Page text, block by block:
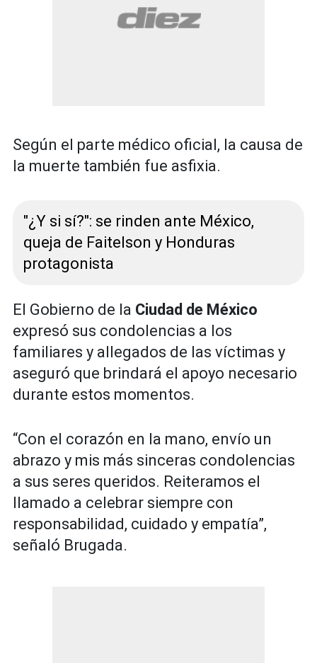
Según el parte médico oficial, la causa de
la muerte también fue asfixia.
"¿Y si sí?": se rinden ante México,
queja de Faitelson y Honduras
protagonista
El Gobierno de la Ciudad de México
expresó sus condolencias a los
familiares y allegados de las víctimas y
aseguró que brindará el apoyo necesario
durante estos momentos.
“Con el corazón en la mano, envío un
abrazo y mis más sinceras condolencias
a sus seres queridos. Reiteramos el
llamado a celebrar siempre con
responsabilidad, cuidado y empatía”,
señaló Brugada.